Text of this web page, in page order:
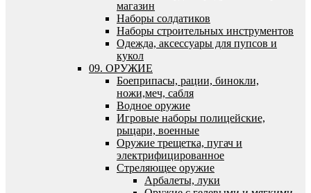
магазин
Наборы солдатиков
Наборы строительных инструментов
Одежда, аксессуары для пупсов и
кукол
09. ОРУЖИЕ
Боеприпасы, рации, бинокли,
ножи,меч, сабля
Водное оружие
Игровые наборы полицейские,
рыцари, военные
Оружие трещетка, пугач и
электрифицированное
Стреляющее оружие
Арбалеты, луки